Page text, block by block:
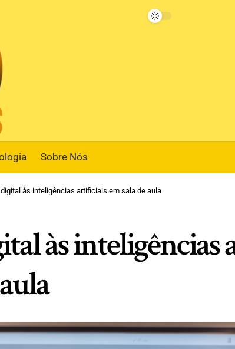
Sobre Nós
às inteligências artificiais em sala de aula
às